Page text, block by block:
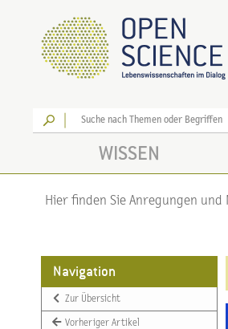
Los
WISSEN
Hier finden Sie Anregungen
Navigation
Zur Übersicht
Vorheriger Artikel